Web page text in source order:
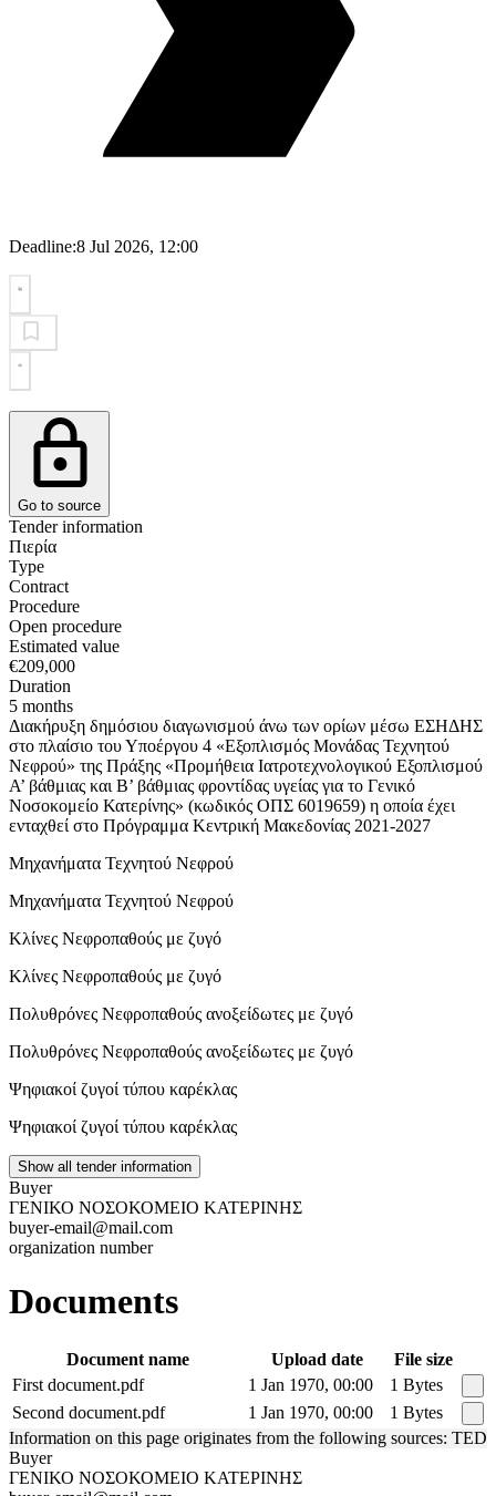
Deadline:8 Jul 2026, 12:00
Go to source
Tender information
Πιερία
Type
Contract
Procedure
Open procedure
Estimated value
€209,000
Duration
5 months
Διακήρυξη δημόσιου διαγωνισμού άνω των ορίων μέσω ΕΣΗΔΗΣ
στο πλαίσιο του Υποέργου 4 «Εξοπλισμός Μονάδας Τεχνητού
Νεφρού» της Πράξης «Προμήθεια Ιατροτεχνολογικού Εξοπλισμού
Α’ βάθμιας και Β’ βάθμιας φροντίδας υγείας για το Γενικό
Νοσοκομείο Κατερίνης» (κωδικός ΟΠΣ 6019659) η οποία έχει
ενταχθεί στο Πρόγραμμα Κεντρική Μακεδονίας 2021-2027
Μηχανήματα Τεχνητού Νεφρού
Μηχανήματα Τεχνητού Νεφρού
Κλίνες Νεφροπαθούς με ζυγό
Κλίνες Νεφροπαθούς με ζυγό
Πολυθρόνες Νεφροπαθούς ανοξείδωτες με ζυγό
Πολυθρόνες Νεφροπαθούς ανοξείδωτες με ζυγό
Ψηφιακοί ζυγοί τύπου καρέκλας
Ψηφιακοί ζυγοί τύπου καρέκλας
Show all tender information
Buyer
ΓΕΝΙΚΟ ΝΟΣΟΚΟΜΕΙΟ ΚΑΤΕΡΙΝΗΣ
buyer-email@mail.com
organization number
Documents
Document name Upload date
File size
First document.pdf
1 Jan 1970, 00:00
1 Bytes
Second document.pdf
1 Jan 1970, 00:00
1 Bytes
Information on this page originates from the following sources: TED
Buyer
ΓΕΝΙΚΟ ΝΟΣΟΚΟΜΕΙΟ ΚΑΤΕΡΙΝΗΣ